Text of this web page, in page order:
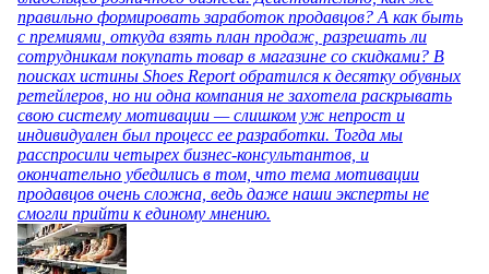
правильно формировать заработок продавцов? А как быть
с премиями, откуда взять план продаж, разрешать ли
сотрудникам покупать товар в магазине со скидками? В
поисках истины Shoes Report обратился к десятку обувных
ретейлеров, но ни одна компания не захотела раскрывать
свою систему мотивации — слишком уж непрост и
индивидуален был процесс ее разработки. Тогда мы
расспросили четырех бизнес-консультантов, и
окончательно убедились в том, что тема мотивации
продавцов очень сложна, ведь даже наши эксперты не
смогли прийти к единому мнению.